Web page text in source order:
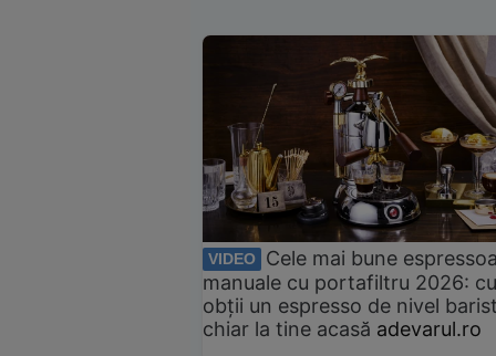
VIDEO
Cele mai bune
manuale cu portafiltru 2026:
obții un espresso de nivel
chiar la tine acasă adevarul.ro